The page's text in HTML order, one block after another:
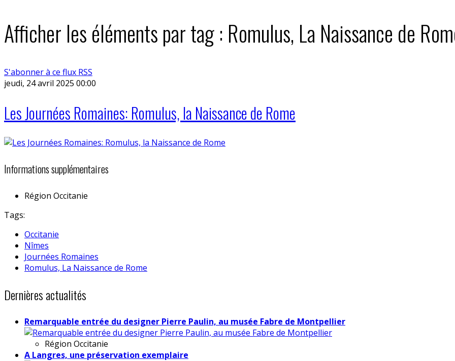
Afficher les éléments par tag : Romulus, La Naissance de
S'abonner à ce flux RSS
jeudi, 24 avril 2025 00:00
Les Journées Romaines: Romulus, la Naissance de Rome
Informations supplémentaires
Région Occitanie
Tags:
Occitanie
Nîmes
Journées Romaines
Romulus, La Naissance de Rome
Dernières actualités
Remarquable entrée du designer Pierre Paulin, au musée Fabre de Montpellier
Région Occitanie
A Langres, une préservation exemplaire